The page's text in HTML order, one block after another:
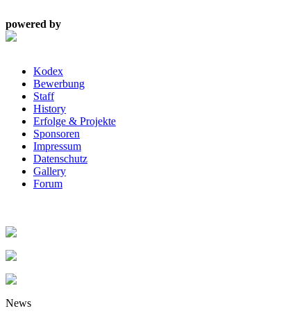
powered by
Kodex
Bewerbung
Staff
History
Erfolge & Projekte
Sponsoren
Impressum
Datenschutz
Gallery
Forum
News